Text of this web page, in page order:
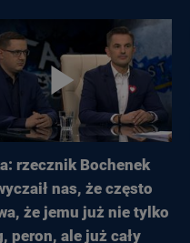
rzecznik Bochenek
nas, że często
że jemu już nie tylko
peron, ale już cały